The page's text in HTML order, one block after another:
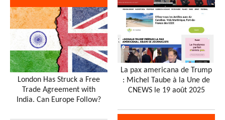
London Has Struck a Free
Trade Agreement with
India. Can Europe Follow?
La pax americana de Trump
: Michel Taube à la Une de
CNEWS le 19 août 2025